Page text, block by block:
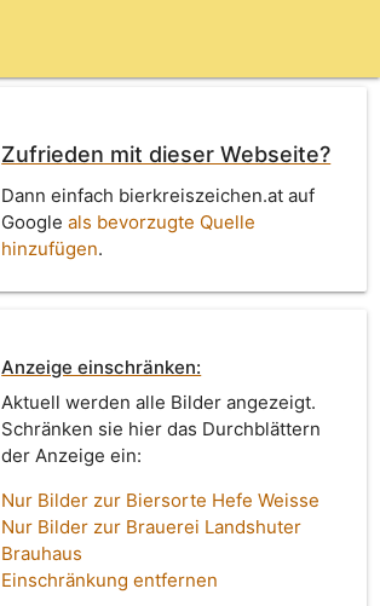
Zufrieden mit dieser Webseite?
Dann einfach bierkreiszeichen.at auf
Googleals bevorzugte Quelle
hinzufügen.
Anzeige einschränken:
Aktuell werden alle Bilder angezeigt.
Schränken sie hier das Durchblättern
der Anzeige ein:
Nur Bilder zur Biersorte Hefe Weisse
Nur Bilder zur Brauerei Landshuter
Brauhaus
Einschränkung entfernen